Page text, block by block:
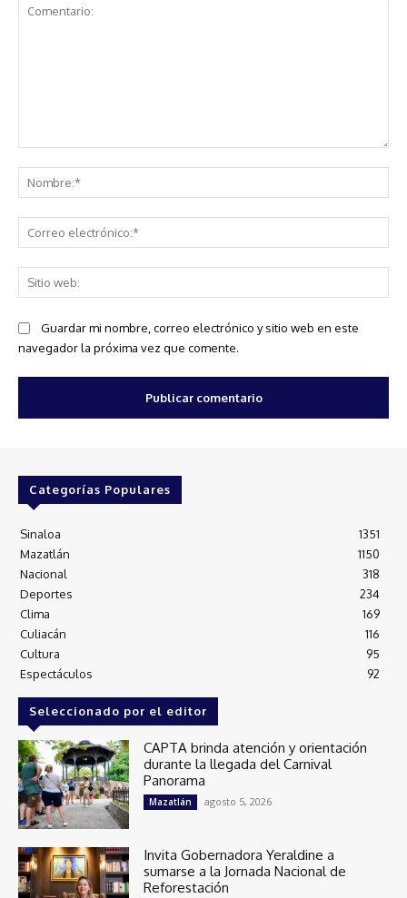
Guardar mi nombre, correo electrónico y sitio web en este
navegador la próxima vez que comente.
Categorías Populares
Sinaloa
1351
Mazatlán
1150
Nacional
318
Deportes
234
Clima
169
Culiacán
116
Cultura
95
Espectáculos
92
Seleccionado por el editor
CAPTA brinda atención y orientación
durante la llegada del Carnival
Panorama
Mazatlán agosto 5, 2026
Invita Gobernadora Yeraldine a
sumarse a la Jornada Nacional de
Reforestación